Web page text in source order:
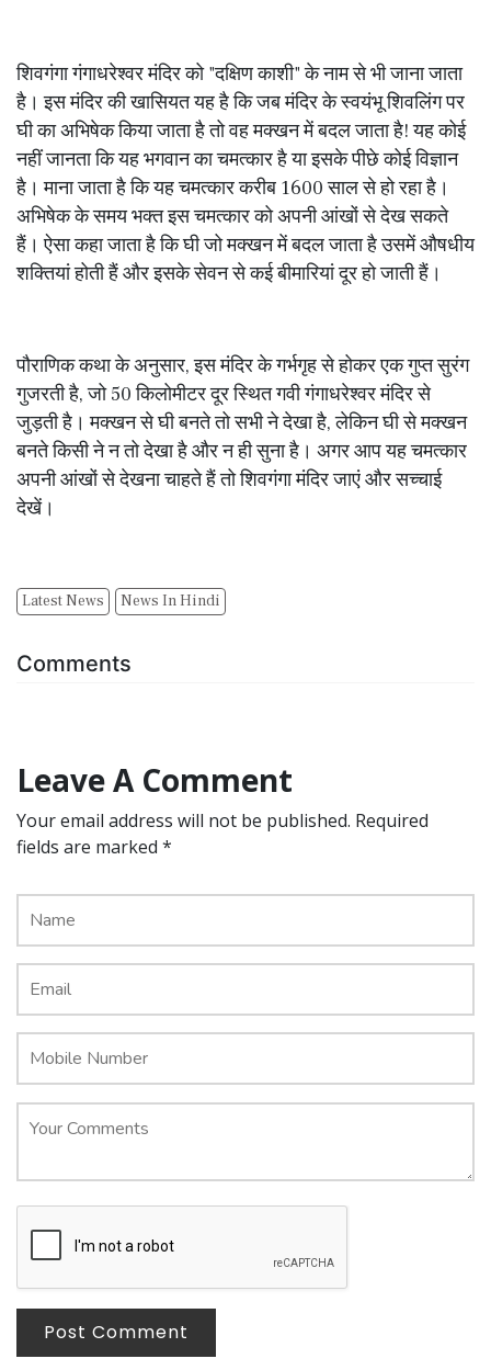
शिवगंगा गंगाधरेश्वर मंदिर को "दक्षिण काशी" के नाम से भी जाना जाता
है। इस मंदिर की खासियत यह है कि जब मंदिर के स्वयंभू शिवलिंग पर
घी का अभिषेक किया जाता है तो वह मक्खन में बदल जाता है! यह कोई
नहीं जानता कि यह भगवान का चमत्कार है या इसके पीछे कोई विज्ञान
है। माना जाता है कि यह चमत्कार करीब 1600 साल से हो रहा है।
अभिषेक के समय भक्त इस चमत्कार को अपनी आंखों से देख सकते
हैं। ऐसा कहा जाता है कि घी जो मक्खन में बदल जाता है उसमें औषधीय
शक्तियां होती हैं और इसके सेवन से कई बीमारियां दूर हो जाती हैं।
पौराणिक कथा के अनुसार, इस मंदिर के गर्भगृह से होकर एक गुप्त सुरंग
गुजरती है, जो 50 किलोमीटर दूर स्थित गवी गंगाधरेश्वर मंदिर से
जुड़ती है। मक्खन से घी बनते तो सभी ने देखा है, लेकिन घी से मक्खन
बनते किसी ने न तो देखा है और न ही सुना है। अगर आप यह चमत्कार
अपनी आंखों से देखना चाहते हैं तो शिवगंगा मंदिर जाएं और सच्चाई
देखें।
Latest News News In Hindi
Comments
Leave A Comment
Your email address will not be published. Required
fields are marked *
Post Comment